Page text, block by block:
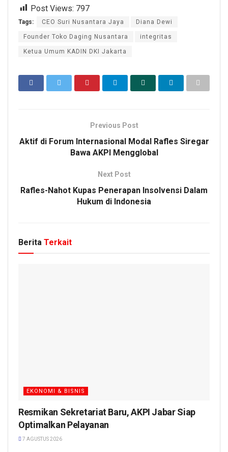
Post Views: 797
Tags: CEO Suri Nusantara Jaya Diana Dewi
Founder Toko Daging Nusantara integritas
Ketua Umum KADIN DKI Jakarta
Previous Post
Aktif di Forum Internasional Modal Rafles Siregar
Bawa AKPI Mengglobal
Next Post
Rafles-Nahot Kupas Penerapan Insolvensi Dalam
Hukum di Indonesia
Berita Terkait
EKONOMI & BISNIS
Resmikan Sekretariat Baru, AKPI Jabar Siap
Optimalkan Pelayanan
7 AGUSTUS 2026